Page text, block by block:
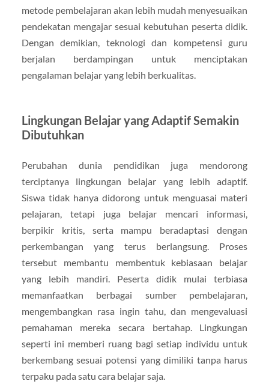
metode pembelajaran akan lebih mudah menyesuaikan
pendekatan mengajar sesuai kebutuhan peserta didik.
Dengan demikian, teknologi dan kompetensi guru
berjalan berdampingan untuk menciptakan
pengalaman belajar yang lebih berkualitas.
Lingkungan Belajar yang Adaptif Semakin
Dibutuhkan
Perubahan dunia pendidikan juga mendorong
terciptanya lingkungan belajar yang lebih adaptif.
Siswa tidak hanya didorong untuk menguasai materi
pelajaran, tetapi juga belajar mencari informasi,
berpikir kritis, serta mampu beradaptasi dengan
perkembangan yang terus berlangsung. Proses
tersebut membantu membentuk kebiasaan belajar
yang lebih mandiri. Peserta didik mulai terbiasa
memanfaatkan berbagai sumber pembelajaran,
mengembangkan rasa ingin tahu, dan mengevaluasi
pemahaman mereka secara bertahap. Lingkungan
seperti ini memberi ruang bagi setiap individu untuk
berkembang sesuai potensi yang dimiliki tanpa harus
terpaku pada satu cara belajar saja.